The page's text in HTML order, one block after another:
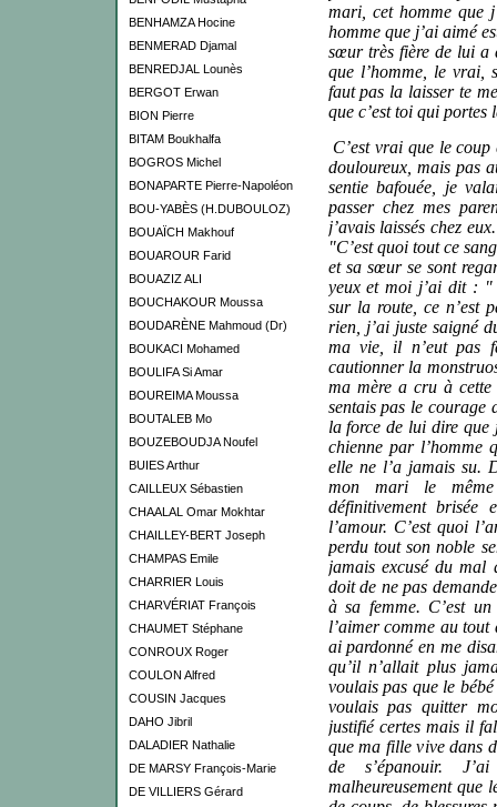
BENHAMZA Hocine
BENMERAD Djamal
BENREDJAL Lounès
BERGOT Erwan
BION Pierre
BITAM Boukhalfa
BOGROS Michel
BONAPARTE Pierre-Napoléon
BOU-YABÈS (H.DUBOULOZ)
BOUAÏCH Makhouf
BOUAROUR Farid
BOUAZIZ ALI
BOUCHAKOUR Moussa
BOUDARÈNE Mahmoud (Dr)
BOUKACI Mohamed
BOULIFA Si Amar
BOUREIMA Moussa
BOUTALEB Mo
BOUZEBOUDJA Noufel
BUIES Arthur
CAILLEUX Sébastien
CHAALAL Omar Mokhtar
CHAILLEY-BERT Joseph
CHAMPAS Emile
CHARRIER Louis
CHARVÉRIAT François
CHAUMET Stéphane
CONROUX Roger
COULON Alfred
COUSIN Jacques
DAHO Jibril
DALADIER Nathalie
DE MARSY François-Marie
DE VILLIERS Gérard
mari, cet homme que
homme que j’ai aimé
sœur très fière de lui a
que l’homme, le vrai,
faut pas la laisser te
que c’est toi qui portes
C’est vrai que le
douloureux, mais pas
sentie bafouée, je
passer chez mes
j’avais laissés chez
"C’est quoi tout ce
et sa sœur se sont
yeux et moi j’ai dit : "
sur la route, ce n’est
rien, j’ai juste saigné
ma vie, il n’eut pas
cautionner la
ma mère a cru à cette
sentais pas le courage
la force de lui dire que
chienne par l’homme
elle ne l’a jamais su.
mon mari le même
définitivement
l’amour. C’est quoi
perdu tout son noble
jamais excusé du mal
doit de ne pas
à sa femme. C’est
l’aimer comme au
ai pardonné en me
qu’il n’allait plus
voulais pas que le
voulais pas quitter
justifié certes mais il
que ma fille vive dans
de s’épanouir.
malheureusement que